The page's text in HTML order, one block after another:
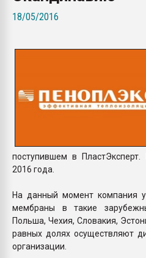
18/05/2016
поступившем в
2016 года.
На данный момент компания
мембраны в такие
Польша, Чехия, Словакия,
равных долях осуществляют
организации.